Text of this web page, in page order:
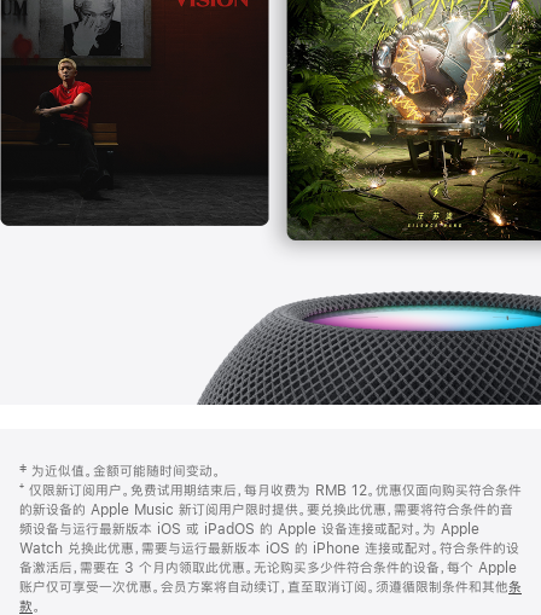
打
开)
页
页
脚
注
‡ 为近似值。金额可能随时间变动。
⁺ 仅限新订阅用户。免费试用期结束后，每月收费为 RMB 12。优惠仅面向购买符合条件
的新设备的 Apple Music 新订阅用户限时提供。要兑换此优惠，需要将符合条件的音
频设备与运行最新版本 iOS 或 iPadOS 的 Apple 设备连接或配对。为 Apple
Watch 兑换此优惠，需要与运行最新版本 iOS 的 iPhone 连接或配对。符合条件的设
备激活后，需要在 3 个月内领取此优惠。无论购买多少件符合条件的设备，每个 Apple
账户仅可享受一次优惠。会员方案将自动续订，直至取消订阅。须遵循限制条件和其他条
款。